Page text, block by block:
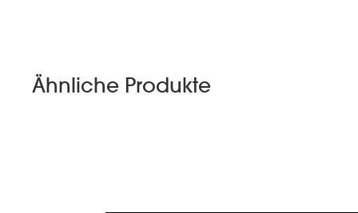
Ähnliche Produkte